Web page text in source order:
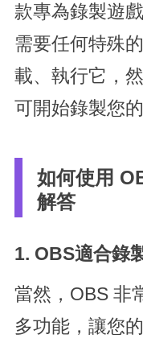
款專為錄製遊
需要任何特殊
載、執行它，
可開始錄製您的
如何使用
解答
1. OBS適合錄
當然，OBS 非
多功能，讓您